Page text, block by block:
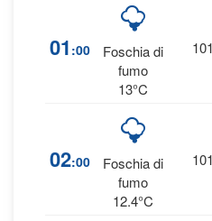
01 :00
Foschia di
fumo
13°C
02:00
Foschia di
fumo
12.4°C